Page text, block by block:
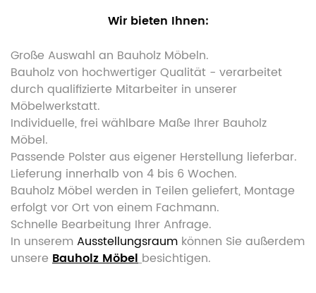
Wir bieten Ihnen:
Große Auswahl an Bauholz Möbeln.
Bauholz von hochwertiger Qualität - verarbeitet
durch qualifizierte Mitarbeiter in unserer
Möbelwerkstatt.
Individuelle, frei wählbare Maße Ihrer Bauholz
Möbel.
Passende Polster aus eigener Herstellung lieferbar.
Lieferung innerhalb von 4 bis 6 Wochen.
Bauholz Möbel werden in Teilen geliefert, Montage
erfolgt vor Ort von einem Fachmann.
Schnelle Bearbeitung Ihrer Anfrage.
In unseremAusstellungsraum können Sie außerdem
unsere Bauholz Möbel besichtigen.